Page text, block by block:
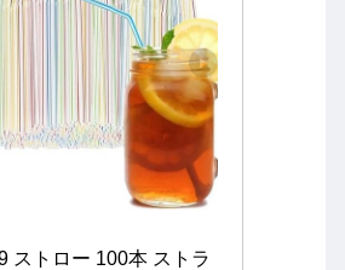
ストロー 100本 ストラ